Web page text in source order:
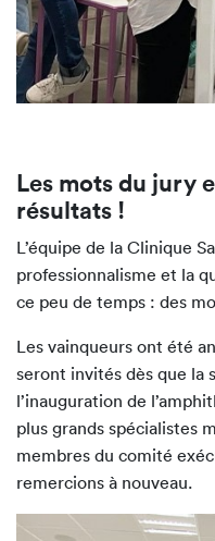
Les mots du jury
résultats !
L’équipe de la Clinique
professionnalisme et la
ce peu de temps : des
Les vainqueurs ont été
seront invités dès que la
l’inauguration de
plus grands spécialistes
membres du comité
remercions à nouveau.